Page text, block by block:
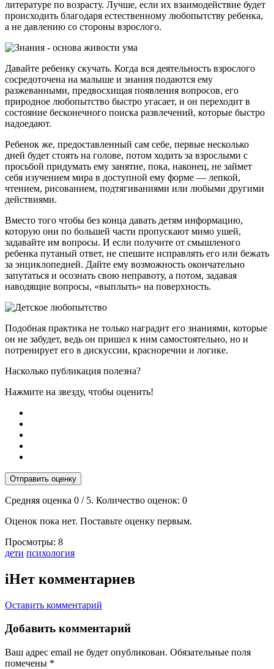
литературе по возрасту. Лучше, если их взаимодействие будет
происходить благодаря естественному любопытству ребенка,
а не давлению со стороны взрослого.
Давайте ребенку скучать. Когда вся деятельность взрослого
сосредоточена на малыше и знания подаются ему
разжеванными, предвосхищая появления вопросов, его
природное любопытство быстро угасает, и он переходит в
состояние бесконечного поиска развлечений, которые быстро
надоедают.
Ребенок же, предоставленный сам себе, первые несколько
дней будет стоять на голове, потом ходить за взрослыми с
просьбой придумать ему занятие, пока, наконец, не займет
себя изучением мира в доступной ему форме — лепкой,
чтением, рисованием, подтягиваниями или любыми другими
действиями.
Вместо того чтобы без конца давать детям информацию,
которую они по большей части пропускают мимо ушей,
задавайте им вопросы. И если получите от смышленого
ребенка путаный ответ, не спешите исправлять его или бежать
за энциклопедией. Дайте ему возможность окончательно
запутаться и осознать свою неправоту, а потом, задавая
наводящие вопросы, «выплыть» на поверхность.
Подобная практика не только наградит его знаниями, которые
он не забудет, ведь он пришел к ним самостоятельно, но и
потренирует его в дискуссии, красноречии и логике.
Насколько публикация полезна?
Нажмите на звезду, чтобы оценить!
Отправить оценку
Средняя оценка 0 / 5. Количество оценок: 0
Оценок пока нет. Поставьте оценку первым.
Просмотры: 8
Тэги:
дети психология
iНет комментариев
Оставить комментарий
Добавить комментарий
Ваш адрес email не будет опубликован. Обязательные поля
помечены *